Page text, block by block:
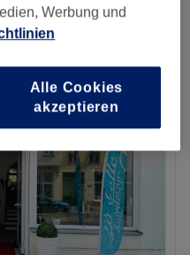
09:00–19:00
09:00–19:00
09:00– 15:00
Geschlossen
Farben? Komm
vorbei und suche dir
Werbung und
Alle Cookies
akzeptieren